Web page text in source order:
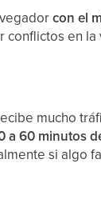
con el
conflictos en la
mucho
a 60 minutos
si algo